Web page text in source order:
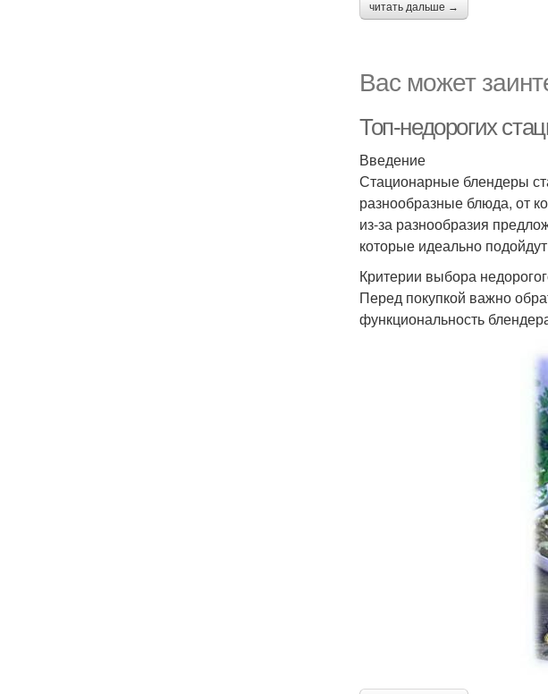
читать дальше →
Вас может
Топ-недорогих
Введение
Стационарные блендеры
разнообразные блюда, от
из-за разнообразия
которые идеально
Критерии выбора
Перед покупкой важно
функциональность